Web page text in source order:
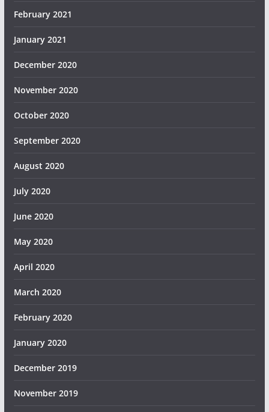
February 2021
January 2021
December 2020
November 2020
October 2020
September 2020
August 2020
July 2020
June 2020
May 2020
April 2020
March 2020
February 2020
January 2020
December 2019
November 2019